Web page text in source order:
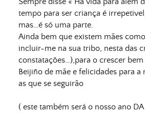
tempo para ser criança é
mas…é só uma parte.
Ainda bem que existem mães
incluir-me na sua tribo, nesta das
constatações…),para o crescer bem
Beijiño de mãe e felicidades para a
as que se seguirão
( este também será o nosso ano